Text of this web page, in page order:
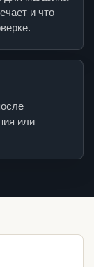
и что
или